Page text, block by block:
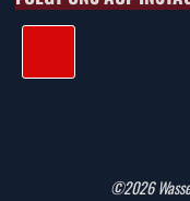
©2026